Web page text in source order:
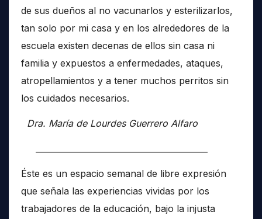
de sus dueños al no vacunarlos y esterilizarlos,
tan solo por mi casa y en los alrededores de la
escuela existen decenas de ellos sin casa ni
familia y expuestos a enfermedades, ataques,
atropellamientos y a tener muchos perritos sin
los cuidados necesarios.
Dra. María de Lourdes Guerrero Alfaro
Éste es un espacio semanal de libre expresión
que señala las experiencias vividas por los
trabajadores de la educación, bajo la injusta